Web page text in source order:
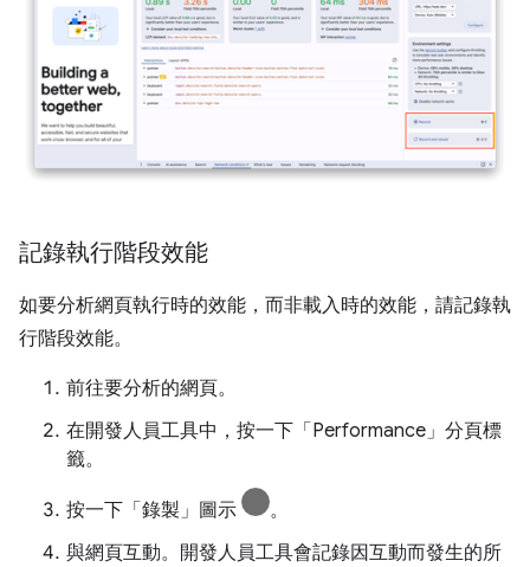
記錄執行階段效能
如要分析網頁執行時的效能，而非載入時的效能，請記錄執
行階段效能。
前往要分析的網頁。
在開發人員工具中，按一下「Performance」 分頁標
籤。
按一下「錄製」圖示
。
與網頁互動。開發人員工具會記錄因互動而發生的所